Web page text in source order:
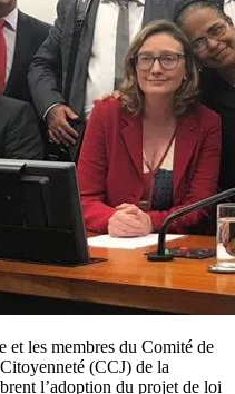
et les membres du Comité de
(CCJ) de la
l’adoption du projet de loi